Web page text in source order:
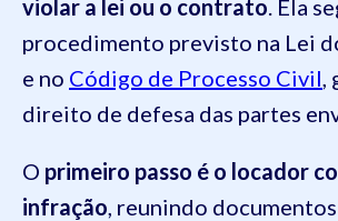
violar a lei ou o contrato . Ela
procedimento previsto na Lei
e no Código de Processo Civil
direito de defesa das partes
O primeiro passo é o locador
infração , reunindo